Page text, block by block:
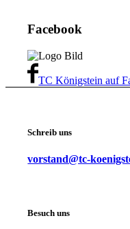
Facebook
TC Königstein auf
Schreib uns
vorstand@tc-
Besuch uns